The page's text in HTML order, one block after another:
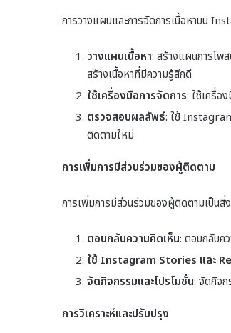
การวางแผนและการจัดการเนื้อหาบน
วางแผนเนื้อหา: สร้างแผนการโพ
สร้างเนื้อหาที่มีความรู้สึกดี
ใช้เครื่องมือการจัดการ: ใช้เครื่อ
ตรวจสอบผลลัพธ์: ใช้
ติดตามใหม่
การเพิ่มการมีส่วนร่วมของผู้ติดตาม
การเพิ่มการมีส่วนร่วมของผู้ติดตามเป็น
ตอบกลับความคิดเห็น: ตอบกลับค
ใช้ Instagram Stories และ
จัดกิจกรรมและโปรโมชั่น: จัดกิจก
การวิเคราะห์และปรับปรุง